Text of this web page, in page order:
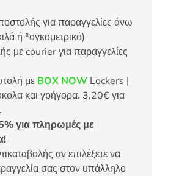
για παραγγελίες άνω
ή *ογκομετρικό)
με courier για παραγγελίες
με BOX NOW Lockers |
και γρήγορα. 3,20€ για
για πληρωμές με
αν επιλέξετε να
σας στον υπάλληλο